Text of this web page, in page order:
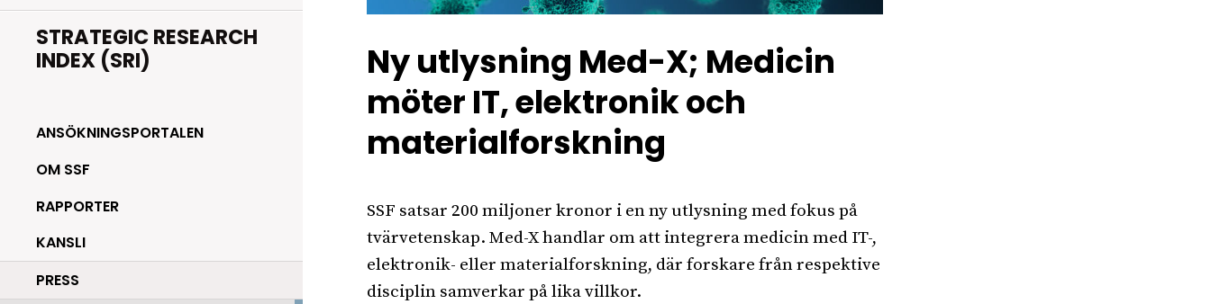
STRATEGIC RESEARCH
INDEX (SRI)
ANSÖKNINGSPORTALEN
OM SSF
RAPPORTER
KANSLI
PRESS
Ny utlysning Med-X; Medicin
möter IT, elektronik och
materialforskning
SSF satsar 200 miljoner kronor i en ny utlysning med fokus på
tvärvetenskap. Med-X handlar om att integrera medicin med IT-,
elektronik- eller materialforskning, där forskare från respektive
disciplin samverkar på lika villkor.